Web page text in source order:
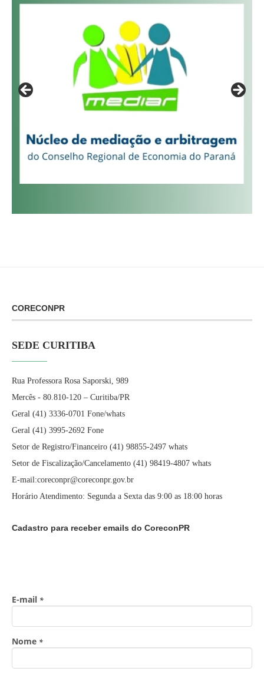
CORECONPR
SEDE CURITIBA
Rua Professora Rosa Saporski, 989
Mercês - 80.810-120 – Curitiba/PR
Geral (41) 3336-0701 Fone/whats
Geral (41) 3995-2692 Fone
Setor de Registro/Financeiro (41) 98855-2497 whats
Setor de Fiscalização/Cancelamento (41) 98419-4807 whats
E-mail:coreconpr@coreconpr.gov.br
Horário Atendimento: Segunda a Sexta das 9:00 as 18:00 horas
Cadastro para receber emails do CoreconPR